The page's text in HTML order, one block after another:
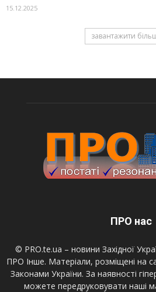
15.12.2025
завантажити
ПРО нас
© PRO.te.ua – новини Західної
ПРО Інше. Матеріали, розміщені на
Законами України. За наявності
можете передруковувати наші